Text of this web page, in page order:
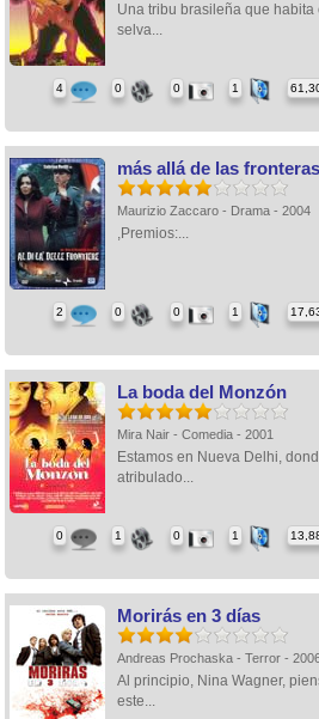
Una tribu brasileña que habita
selva...
4 0 0 1
más allá de las fronteras
Maurizio Zaccaro - Drama - 2004
,Premios:...
2 0 0 1
La boda del Monzón
Mira Nair - Comedia - 2001
Estamos en Nueva Delhi,
atribulado...
0 1 0 1
Morirás en 3 días
Andreas Prochaska - Terror -
Al principio, Nina Wagner,
este...